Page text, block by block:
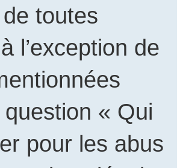
toutes
l’exception de
« Qui
pour les abus